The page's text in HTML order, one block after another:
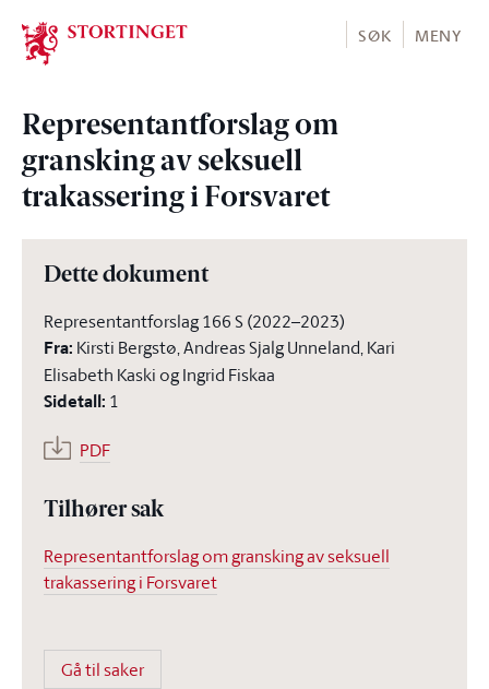
Stortinget.no
SØK MENY
Representantforslag om
gransking av seksuell
trakassering i Forsvaret
Dette dokument
Representantforslag 166 S (2022–2023)
Fra: Kirsti Bergstø, Andreas Sjalg Unneland, Kari
Elisabeth Kaski og Ingrid Fiskaa
Sidetall: 1
PDF
Tilhører sak
Representantforslag om gransking av seksuell
trakassering i Forsvaret
Gå til saker